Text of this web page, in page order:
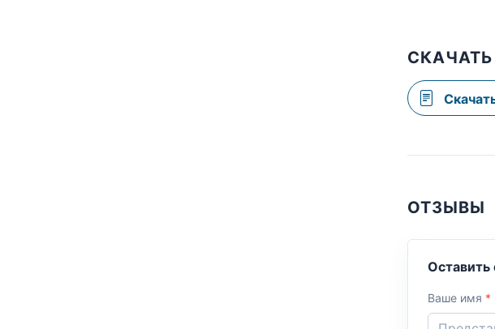
ОТЗЫВЫ
Оставить
Ваше имя *